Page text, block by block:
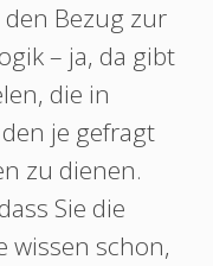
Bezug zur
– ja, da gibt
die in
je gefragt
zu dienen.
Sie die
wissen schon,